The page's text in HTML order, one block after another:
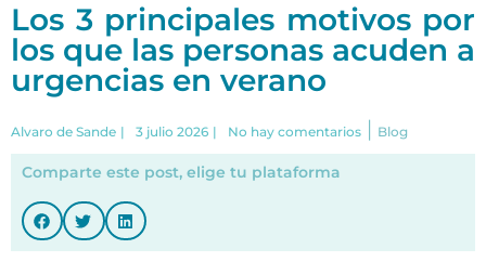
Los 3 principales motivos por
los que las personas acuden a
urgencias en verano
Alvaro de Sande | 3 julio 2026 | No hay comentarios Blog
Comparte este post, elige tu plataforma